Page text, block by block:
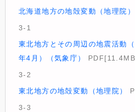
北海道地方の地殻変動（地理院）
3-1
東北地方とその周辺の地震活動
年4月）（気象庁）
3-2
東北地方の地殻変動（地理院）
3-3